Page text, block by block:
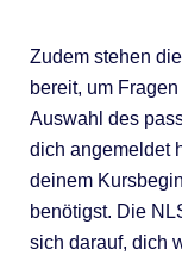
Zudem stehen
bereit, um
Auswahl des
dich angemeldet
deinem
benötigst. Die
sich darauf, dich